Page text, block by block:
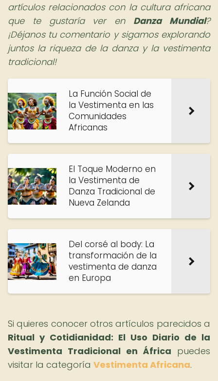
artículos relacionados con la cultura africana
que te gustaría ver en Danza Mundial?
¡Déjanos tu comentario y sigamos explorando
juntos la riqueza de la danza y la vestimenta
tradicional!
La Función Social de
la Vestimenta en las
Comunidades
Africanas
El Toque Moderno en
la Vestimenta de
Danza Tradicional de
Nueva Zelanda
Del corsé al body: La
transformación de la
vestimenta de danza
en Europa
Si quieres conocer otros artículos parecidos a
Ritual y Cotidianidad: El Uso Diario de la
Vestimenta Tradicional en África puedes
visitar la categoría Vestimenta Africana.